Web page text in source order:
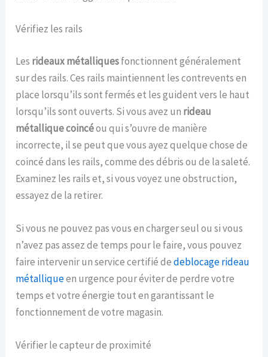
Vérifiez les rails
Les rideaux métalliquesfonctionnent généralement
sur des rails. Ces rails maintiennent les contrevents en
place lorsqu’ils sont fermés et les guident vers le haut
lorsqu’ils sont ouverts. Si vous avez un rideau
métallique coincéou qui s’ouvre de manière
incorrecte, il se peut que vous ayez quelque chose de
coincé dans les rails, comme des débris ou de la saleté.
Examinez les rails et, si vous voyez une obstruction,
essayez de la retirer.
Si vous ne pouvez pas vous en charger seul ou si vous
n’avez pas assez de temps pour le faire, vous pouvez
faire intervenir un service certifié dedeblocage rideau
métalliqueen urgence pour éviter de perdre votre
temps et votre énergie tout en garantissant le
fonctionnement de votre magasin.
Vérifier le capteur de proximité